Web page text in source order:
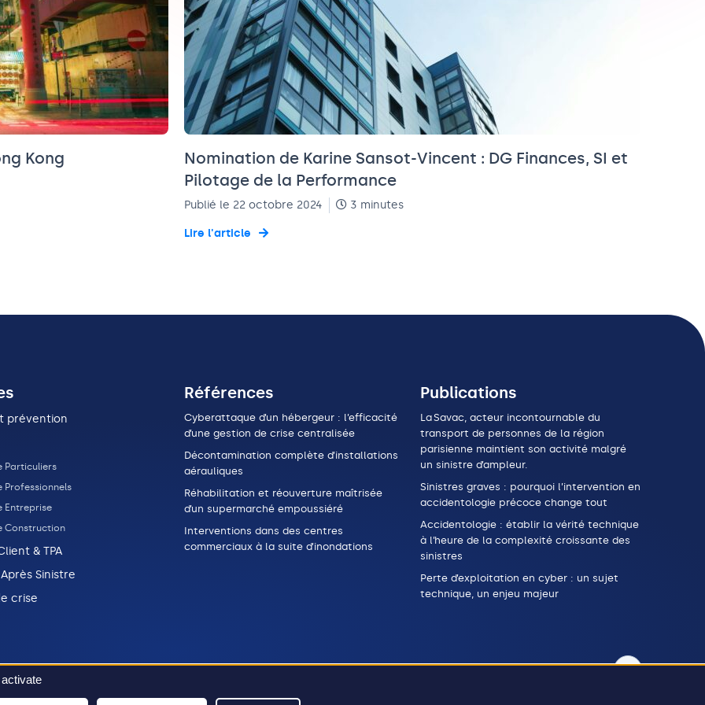
Kong
Nomination de Karine Sansot-Vincent : DG Finances, SI et
Pilotage de la Performance
Publié le 22 octobre 2024 3 minutes
Lire l'article
prévention
Particuliers
Professionnels
Entreprise
Construction
& TPA
Sinistre
crise
Références
Cyberattaque d’un hébergeur : l’efficacité
d’une gestion de crise centralisée
Décontamination complète d’installations
aérauliques
Réhabilitation et réouverture maîtrisée
d’un supermarché empoussiéré
Interventions dans des centres
commerciaux à la suite d’inondations
Publications
La Savac, acteur incontournable du
transport de personnes de la région
parisienne maintient son activité malgré
un sinistre d’ampleur.
Sinistres graves : pourquoi l’intervention en
accidentologie précoce change tout
Accidentologie : établir la vérité technique
à l’heure de la complexité croissante des
sinistres
Perte d’exploitation en cyber : un sujet
technique, un enjeu majeur
de vos données Mentions légales Plan du site